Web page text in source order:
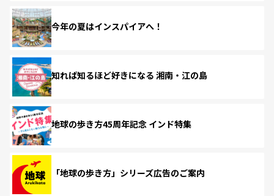
今年の夏はインスパイアへ！
知れば知るほど好きになる 湘南・江の島
地球の歩き方45周年記念 インド特集
「地球の歩き方」シリーズ広告のご案内